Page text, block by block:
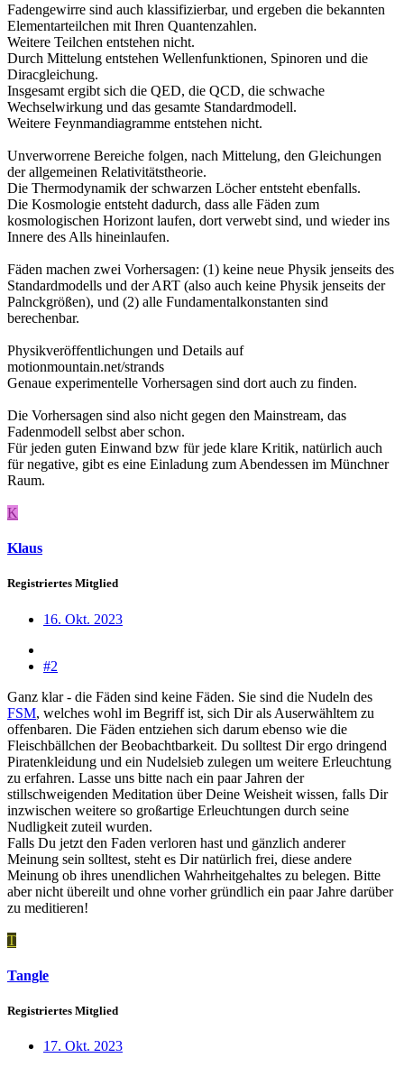
Fadengewirre sind auch klassifizierbar, und ergeben die bekannten
Elementarteilchen mit Ihren Quantenzahlen.
Weitere Teilchen entstehen nicht.
Durch Mittelung entstehen Wellenfunktionen, Spinoren und die
Diracgleichung.
Insgesamt ergibt sich die QED, die QCD, die schwache
Wechselwirkung und das gesamte Standardmodell.
Weitere Feynmandiagramme entstehen nicht.
Unverworrene Bereiche folgen, nach Mittelung, den Gleichungen
der allgemeinen Relativitätstheorie.
Die Thermodynamik der schwarzen Löcher entsteht ebenfalls.
Die Kosmologie entsteht dadurch, dass alle Fäden zum
kosmologischen Horizont laufen, dort verwebt sind, und wieder ins
Innere des Alls hineinlaufen.
Fäden machen zwei Vorhersagen: (1) keine neue Physik jenseits des
Standardmodells und der ART (also auch keine Physik jenseits der
Palnckgrößen), und (2) alle Fundamentalkonstanten sind
berechenbar.
Physikveröffentlichungen und Details auf
motionmountain.net/strands
Genaue experimentelle Vorhersagen sind dort auch zu finden.
Die Vorhersagen sind also nicht gegen den Mainstream, das
Fadenmodell selbst aber schon.
Für jeden guten Einwand bzw für jede klare Kritik, natürlich auch
für negative, gibt es eine Einladung zum Abendessen im Münchner
Raum.
K
Klaus
Registriertes Mitglied
16. Okt. 2023
#2
Ganz klar - die Fäden sind keine Fäden. Sie sind die Nudeln des
FSM, welches wohl im Begriff ist, sich Dir als Auserwähltem zu
offenbaren. Die Fäden entziehen sich darum ebenso wie die
Fleischbällchen der Beobachtbarkeit. Du solltest Dir ergo dringend
Piratenkleidung und ein Nudelsieb zulegen um weitere Erleuchtung
zu erfahren. Lasse uns bitte nach ein paar Jahren der
stillschweigenden Meditation über Deine Weisheit wissen, falls Dir
inzwischen weitere so großartige Erleuchtungen durch seine
Nudligkeit zuteil wurden.
Falls Du jetzt den Faden verloren hast und gänzlich anderer
Meinung sein solltest, steht es Dir natürlich frei, diese andere
Meinung ob ihres unendlichen Wahrheitgehaltes zu belegen. Bitte
aber nicht übereilt und ohne vorher gründlich ein paar Jahre darüber
zu meditieren!
T
Tangle
Registriertes Mitglied
17. Okt. 2023